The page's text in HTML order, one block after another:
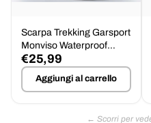
Scarpa Trekking Garsport
Monviso Waterproof
Suola Barwa Tg.46
€25,99
Aggiungi al carrello